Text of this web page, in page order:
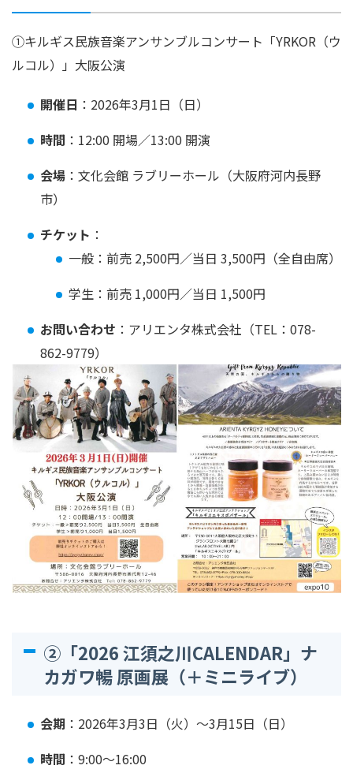
①キルギス民族音楽アンサンブルコンサート「YRKOR（ウ
ルコル）」大阪公演
開催日 ：2026年3月1日（日）
時間 ：12:00 開場／13:00 開演
会場 ：文化会館 ラブリーホール（大阪府河内長野
市）
チケット ：
一般：前売 2,500円／当日 3,500円（全自由席）
学生：前売 1,000円／当日 1,500円
お問い合わせ ：アリエンタ株式会社（TEL：078-
862-9779）
②「2026 江須之川CALENDAR」ナ
カガワ暢 原画展（＋ミニライブ）
会期 ：2026年3月3日（火）〜3月15日（日）
時間 ：9:00〜16:00